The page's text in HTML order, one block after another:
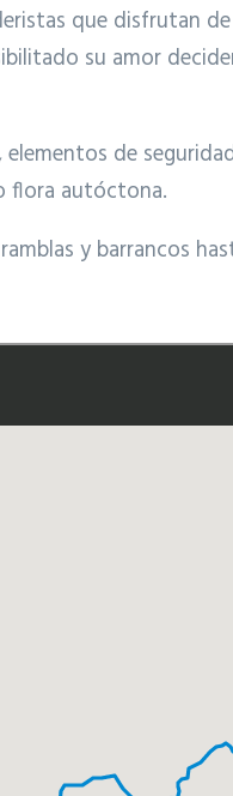
que disfrutan
su amor
de
flora autóctona.
y barrancos